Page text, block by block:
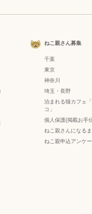
ねこ親さん募集
千葉
東京
神奈川
埼玉・長野
泊まれる猫カフェ
コ」
個人保護(掲載お手
ねこ親さんになる
ねこ親申込アンケ